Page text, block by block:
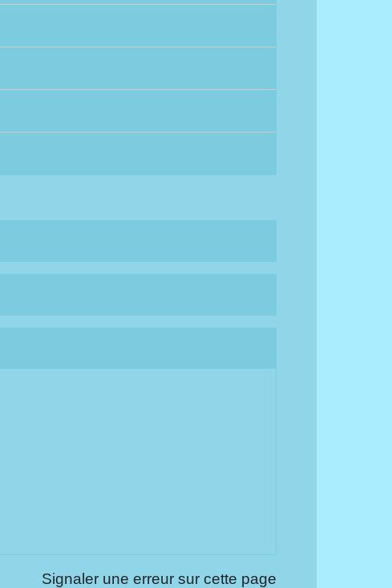
Signaler une erreur sur cette page